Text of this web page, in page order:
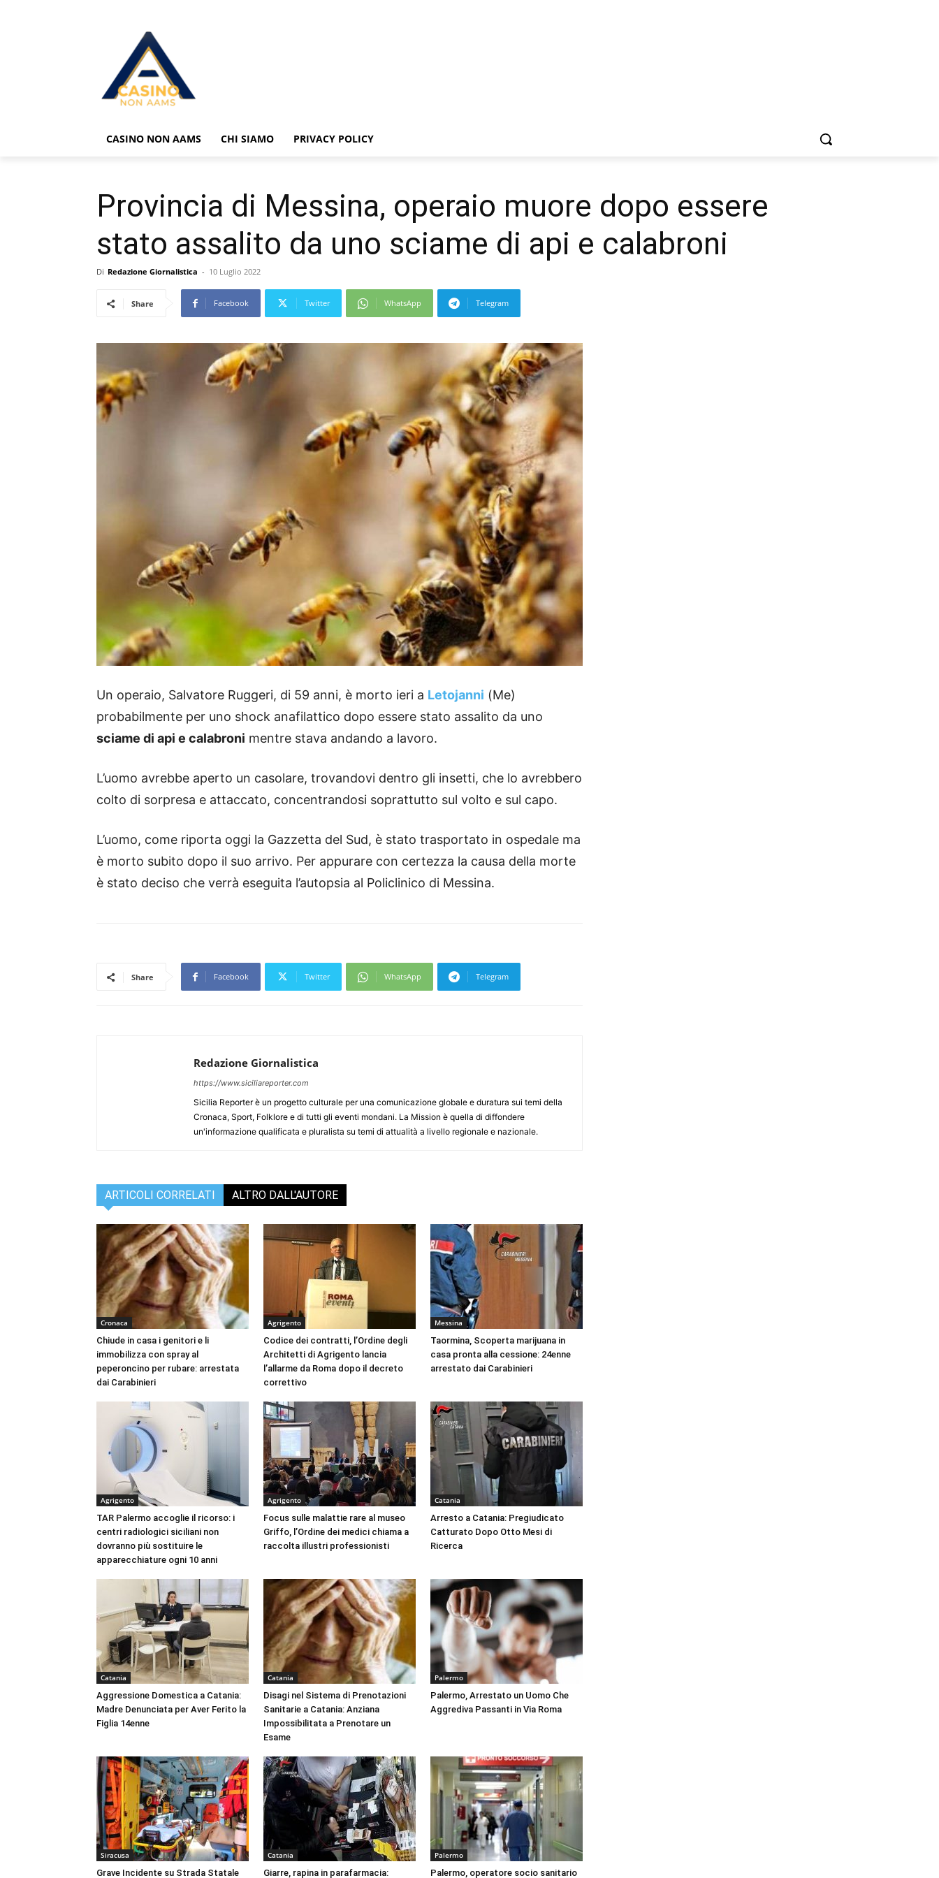
CASINO NON AAMS CHI SIAMO PRIVACY POLICY
Provincia di Messina, operaio muore dopo essere
stato assalito da uno sciame di api e calabroni
Di Redazione Giornalistica - 10 Luglio 2022
Share Facebook Twitter WhatsApp Telegram
Un operaio, Salvatore Ruggeri, di 59 anni, è morto ieri a Letojanni (Me)
probabilmente per uno shock anafilattico dopo essere stato assalito da uno
sciame di api e calabroni mentre stava andando a lavoro.
L’uomo avrebbe aperto un casolare, trovandovi dentro gli insetti, che lo avrebbero
colto di sorpresa e attaccato, concentrandosi soprattutto sul volto e sul capo.
L’uomo, come riporta oggi la Gazzetta del Sud, è stato trasportato in ospedale ma
è morto subito dopo il suo arrivo. Per appurare con certezza la causa della morte
è stato deciso che verrà eseguita l’autopsia al Policlinico di Messina.
Share Facebook Twitter WhatsApp Telegram
Redazione Giornalistica
https://www.siciliareporter.com
Sicilia Reporter è un progetto culturale per una comunicazione globale e duratura sui temi della
Cronaca, Sport, Folklore e di tutti gli eventi mondani. La Mission è quella di diffondere
un'informazione qualificata e pluralista su temi di attualità a livello regionale e nazionale.
ARTICOLI CORRELATI ALTRO DALL'AUTORE
Cronaca
Chiude in casa i genitori e li
immobilizza con spray al
peperoncino per rubare: arrestata
dai Carabinieri
Agrigento
Codice dei contratti, l’Ordine degli
Architetti di Agrigento lancia
l’allarme da Roma dopo il decreto
correttivo
Messina
Taormina, Scoperta marijuana in
casa pronta alla cessione: 24enne
arrestato dai Carabinieri
Agrigento
TAR Palermo accoglie il ricorso: i
centri radiologici siciliani non
dovranno più sostituire le
apparecchiature ogni 10 anni
Agrigento
Focus sulle malattie rare al museo
Griffo, l’Ordine dei medici chiama a
raccolta illustri professionisti
Catania
Arresto a Catania: Pregiudicato
Catturato Dopo Otto Mesi di
Ricerca
Catania
Aggressione Domestica a Catania:
Madre Denunciata per Aver Ferito la
Figlia 14enne
Catania
Disagi nel Sistema di Prenotazioni
Sanitarie a Catania: Anziana
Impossibilitata a Prenotare un
Esame
Palermo
Palermo, Arrestato un Uomo Che
Aggrediva Passanti in Via Roma
Siracusa
Grave Incidente su Strada Statale
Catania
Giarre, rapina in parafarmacia:
Palermo
Palermo, operatore socio sanitario